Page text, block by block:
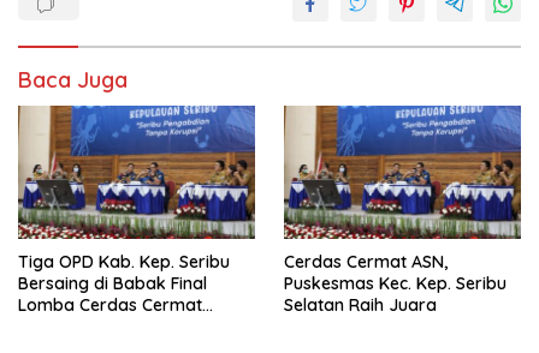
Baca Juga
Tiga OPD Kab. Kep. Seribu
Bersaing di Babak Final
Lomba Cerdas Cermat
Cerdas Cermat ASN,
Puskesmas Kec. Kep. Seribu
Selatan Raih Juara